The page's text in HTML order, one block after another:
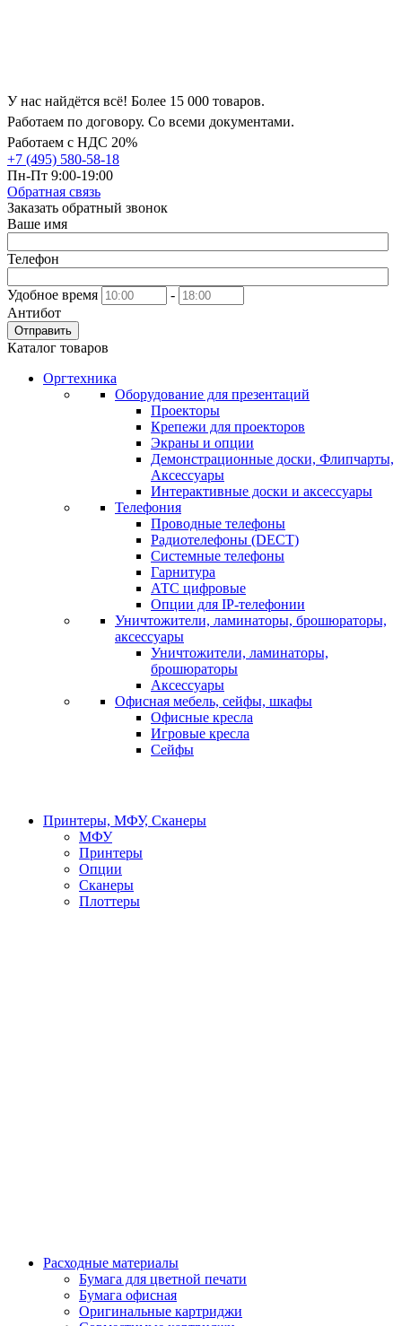
У нас найдётся всё! Более 15 000 товаров.
Работаем по договору. Со всеми документами.
Работаем с НДС 20%
+7 (495) 580-58-18
Пн-Пт 9:00-19:00
Обратная связь
Заказать обратный звонок
Ваше имя
Телефон
Удобное время
-
Антибот
Отправить
Каталог товаров
Оргтехника
Оборудование для презентаций
Проекторы
Крепежи для проекторов
Экраны и опции
Демонстрационные доски, Флипчарты,
Аксессуары
Интерактивные доски и аксессуары
Телефония
Проводные телефоны
Радиотелефоны (DECT)
Системные телефоны
Гарнитура
АТС цифровые
Опции для IP-телефонии
Уничтожители, ламинаторы, брошюраторы,
аксессуары
Уничтожители, ламинаторы,
брошюраторы
Аксессуары
Офисная мебель, сейфы, шкафы
Офисные кресла
Игровые кресла
Сейфы
Принтеры, МФУ, Сканеры
МФУ
Принтеры
Опции
Сканеры
Плоттеры
Расходные материалы
Бумага для цветной печати
Бумага офисная
Оригинальные картриджи